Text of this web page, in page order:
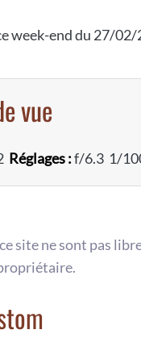
week-end du 27/
vue
Réglages :f/6.3 1/
site ne sont pas